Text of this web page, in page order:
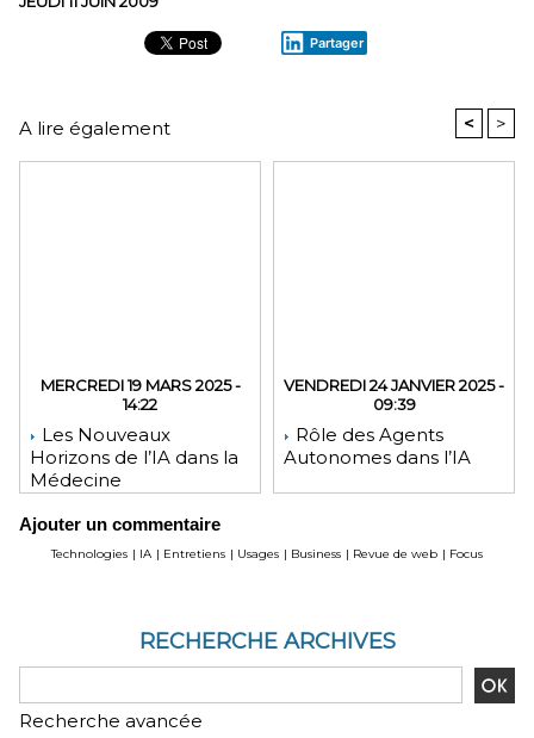
Partager
A lire également < >
MERCREDI 19 MARS 2025 -
14:22
Les Nouveaux
Horizons de l’IA dans la
Médecine
VENDREDI 24 JANVIER 2025 -
09:39
Rôle des Agents
Autonomes dans l’IA
Ajouter un commentaire
Technologies | IA | Entretiens | Usages | Business | Revue de web | Focus
RECHERCHE ARCHIVES
Recherche avancée